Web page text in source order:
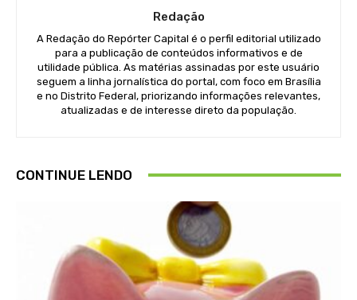
Redação
A Redação do Repórter Capital é o perfil editorial utilizado
para a publicação de conteúdos informativos e de
utilidade pública. As matérias assinadas por este usuário
seguem a linha jornalística do portal, com foco em Brasília
e no Distrito Federal, priorizando informações relevantes,
atualizadas e de interesse direto da população.
CONTINUE LENDO